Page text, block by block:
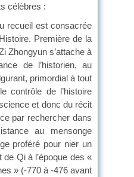
célèbres :
recueil est consacrée
Première de la
Zhongyun s’attache à
de l’historien, au
primordial à tout
contrôle de l’histoire
et donc du récit
par rechercher dans
au mensonge
proféré pour nier un
de Qi à l’époque des «
» (-770 à -476 avant